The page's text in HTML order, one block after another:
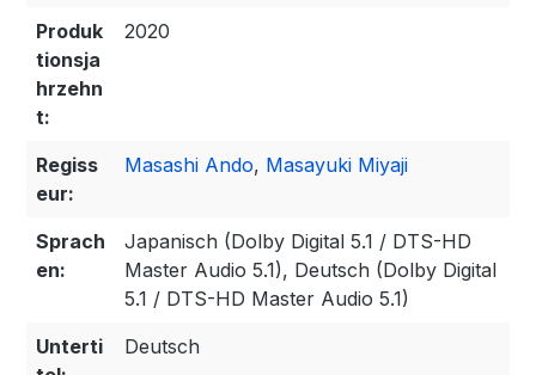
Produk
tionsja
hrzehn
t:
2020
Regiss
eur:
Masashi Ando, Masayuki Miyaji
Sprach
en:
Japanisch (Dolby Digital 5.1 / DTS-HD
Master Audio 5.1), Deutsch (Dolby Digital
5.1 / DTS-HD Master Audio 5.1)
Unterti
Deutsch